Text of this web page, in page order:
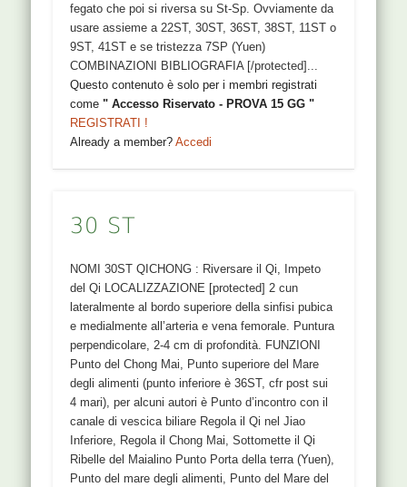
fegato che poi si riversa su St-Sp. Ovviamente da
usare assieme a 22ST, 30ST, 36ST, 38ST, 11ST o
9ST, 41ST e se tristezza 7SP (Yuen)
COMBINAZIONI BIBLIOGRAFIA [/protected]...
Questo contenuto è solo per i membri registrati
come" Accesso Riservato - PROVA 15 GG "
REGISTRATI !
Already a member?Accedi
30 ST
NOMI 30ST QICHONG : Riversare il Qi, Impeto
del Qi LOCALIZZAZIONE [protected] 2 cun
lateralmente al bordo superiore della sinfisi pubica
e medialmente all’arteria e vena femorale. Puntura
perpendicolare, 2-4 cm di profondità. FUNZIONI
Punto del Chong Mai, Punto superiore del Mare
degli alimenti (punto inferiore è 36ST, cfr post sui
4 mari), per alcuni autori è Punto d’incontro con il
canale di vescica biliare Regola il Qi nel Jiao
Inferiore, Regola il Chong Mai, Sottomette il Qi
Ribelle del Maialino Punto Porta della terra (Yuen),
Punto del mare degli alimenti, Punto del Mare del